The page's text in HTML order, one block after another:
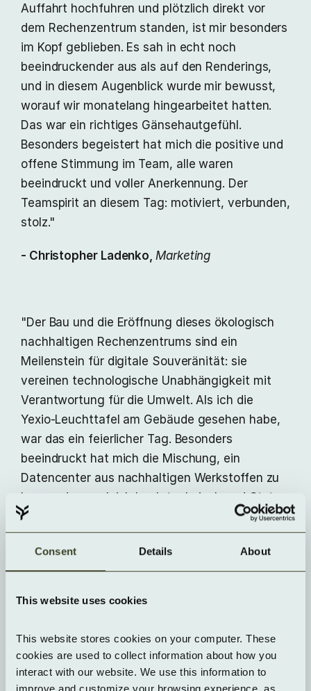
Consent Details About
This website uses cookies
This website stores cookies on your computer. These
cookies are used to collect information about how you
interact with our website. We use this information to
Auffahrt hochfuhren und plötzlich direkt vor
dem Rechenzentrum standen, ist mir besonders
im Kopf geblieben. Es sah in echt noch
beeindruckender aus als auf den Renderings,
und in diesem Augenblick wurde mir bewusst,
worauf wir monatelang hingearbeitet hatten.
Das war ein richtiges Gänsehautgefühl.
Besonders begeistert hat mich die positive und
offene Stimmung im Team, alle waren
beeindruckt und voller Anerkennung. Der
Teamspirit an diesem Tag: motiviert, verbunden,
stolz."
- Christopher Ladenko,Marketing
"Der Bau und die Eröffnung dieses ökologisch
nachhaltigen Rechenzentrums sind ein
Meilenstein für digitale Souveränität: sie
vereinen technologische Unabhängigkeit mit
Verantwortung für die Umwelt. Als ich die
Yexio-Leuchttafel am Gebäude gesehen habe,
war das ein feierlicher Tag. Besonders
beeindruckt hat mich die Mischung, ein
Datencenter aus nachhaltigen Werkstoffen zu
bauen, das zugleich hoch technisch und State
of the Art ist. Und als wir unser
Gemeinschaftsfoto vor dem Haupteingang
gemacht haben, war das ein sehr bindender und
unvergesslicher Moment."
- Kiril Laminger,Data Center Operations
"So viele Kolleginnen und Kollegen an einem Ort